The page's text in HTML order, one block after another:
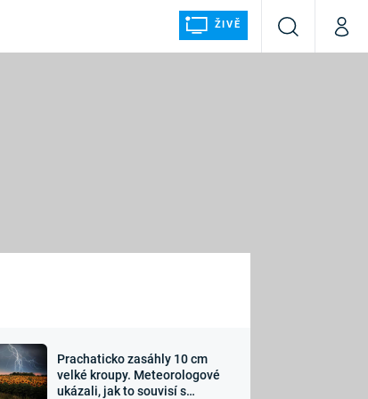
ŽIVĚ
VyhledáváníMůj
Sledujte nás
Prachaticko zasáhly 10 cm
velké kroupy. Meteorologové
ukázali, jak to souvisí s